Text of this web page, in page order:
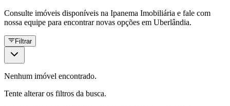
Consulte imóveis disponíveis na Ipanema Imobiliária e fale com
nossa equipe para encontrar novas opções em Uberlândia.
Filtrar
Nenhum imóvel encontrado.
Tente alterar os filtros da busca.